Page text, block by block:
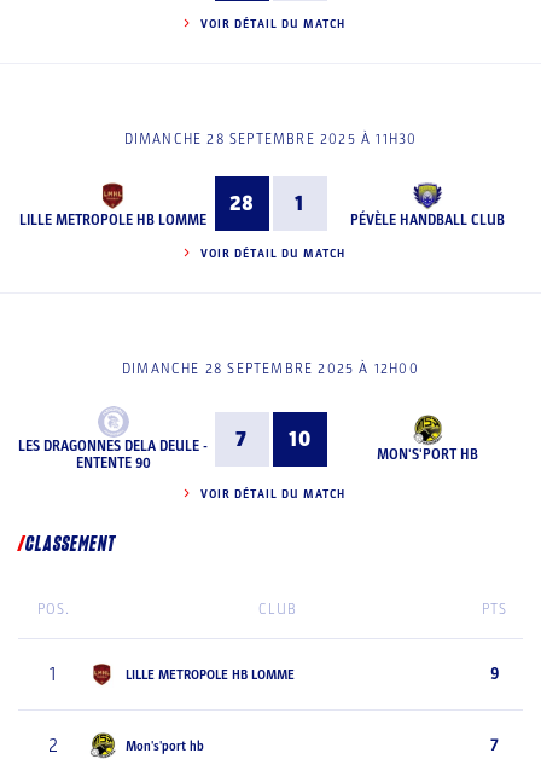
VOIR DÉTAIL DU MATCH
DIMANCHE 28 SEPTEMBRE 2025 À 11H30
LILLE METROPOLE HB LOMME
28 1
PÉVÈLE HANDBALL CLUB
VOIR DÉTAIL DU MATCH
DIMANCHE 28 SEPTEMBRE 2025 À 12H00
LES DRAGONNES DELA DEULE -
ENTENTE 90
7 10
MON'S'PORT HB
VOIR DÉTAIL DU MATCH
CLASSEMENT
POS. CLUB PTS
1 LILLE METROPOLE HB LOMME 9
2 Mon's'port hb 7